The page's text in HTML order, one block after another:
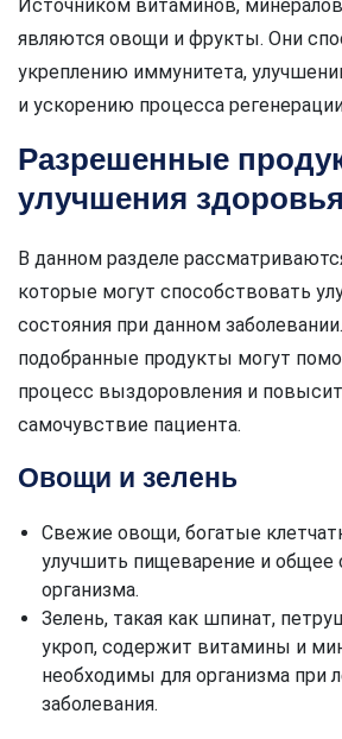
Источником витаминов,
являются овощи и фрукты. Они
укреплению иммунитета,
и ускорению процесса
Разрешенные
улучшения здоровья
В данном разделе
которые могут способствовать
состояния при данном
подобранные продукты могут
процесс выздоровления и
самочувствие пациента.
Овощи и зелень
Свежие овощи, богатые
улучшить пищеварение и общее
организма.
Зелень, такая как шпинат,
укроп, содержит витамины и
необходимы для организма при
заболевания.